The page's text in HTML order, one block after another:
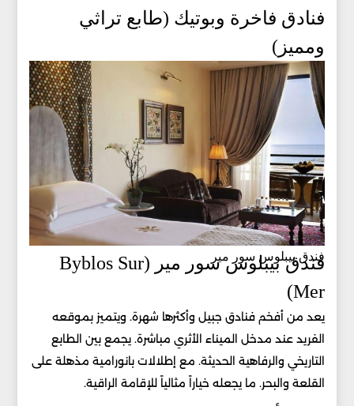
فنادق فاخرة وبوتيك (طابع تراثي
ومميز)
فندق بيبلوس سور مير
فندق بيبلوس سور مير (Byblos Sur
Mer)
يعد من أفخم فنادق جبيل وأكثرها شهرة. ويتميز بموقعه
الفريد عند مدخل الميناء الأثري مباشرة. يجمع بين الطابع
التاريخي والرفاهية الحديثة. مع إطلالات بانورامية مذهلة على
القلعة والبحر. ما يجعله خياراً مثالياً للإقامة الراقية.